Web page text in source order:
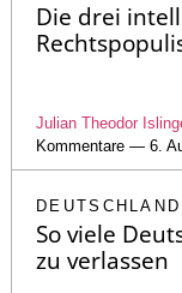
Die drei
Julian Theodor
Kommentare — 6.
DEUTSCHLAND
So viele
zu verlassen